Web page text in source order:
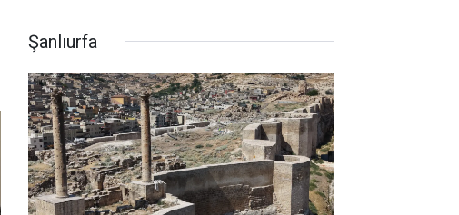
Şanlıurfa